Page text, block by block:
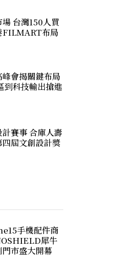
台灣150人買
FILMART布局
會揭關鍵布局
到科技輸出搶進
賽事 合庫人壽
屆文創設計獎
手機配件商
犀牛
市盛大開幕